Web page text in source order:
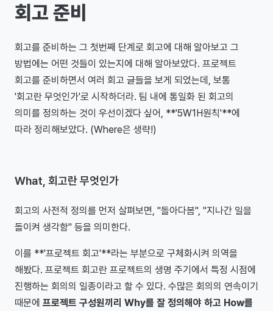
회고 준비
회고를 준비하는 그 첫번째 단계로 회고에 대해 알아보고 그
방법에는 어떤 것들이 있는지에 대해 알아보았다. 프로젝트
회고를 준비하면서 여러 회고 글들을 보게 되었는데, 보통
'회고란 무엇인가'로 시작하더라. 팀 내에 통일화 된 회고의
의미를 정의하는 것이 우선이겠다 싶어, **'5W1H원칙'**에
따라 정리해보았다. (Where은 생략!)
What, 회고란 무엇인가
회고의 사전적 정의를 먼저 살펴보면, "돌아다봄", "지나간 일을
돌이켜 생각함" 등을 의미한다.
이를 **'프로젝트 회고'**라는 부분으로 구체화시켜 의역을
해봤다. 프로젝트 회고란 프로젝트의 생명 주기에서 특정 시점에
진행하는 회의의 일종이라고 할 수 있다. 수많은 회의의 연속이기
때문에 프로젝트 구성원끼리 Why를 잘 정의해야 하고 How를